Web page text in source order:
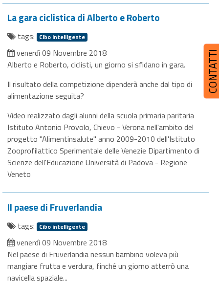
La gara ciclistica di Alberto e Roberto
tags: Cibo intelligente
venerdì 09 Novembre 2018
Alberto e Roberto, ciclisti, un giorno si sfidano in gara.
Il risultato della competizione dipenderà anche dal tipo di
alimentazione seguita?
Video realizzato dagli alunni della scuola primaria paritaria
Istituto Antonio Provolo, Chievo - Verona nell'ambito del
progetto "Alimentinsalute" anno 2009-2010 dell'Istituto
Zooprofilattico Sperimentale delle Venezie Dipartimento di
Scienze dell'Educazione Università di Padova - Regione
Veneto
Il paese di Fruverlandia
tags: Cibo intelligente
venerdì 09 Novembre 2018
Nel paese di Fruverlandia nessun bambino voleva più
mangiare frutta e verdura, finché un giorno atterrò una
navicella spaziale...